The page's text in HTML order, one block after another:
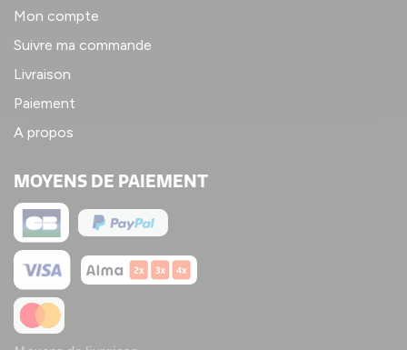
Mon compte
Suivre ma commande
Livraison
Paiement
A propos
MOYENS DE PAIEMENT